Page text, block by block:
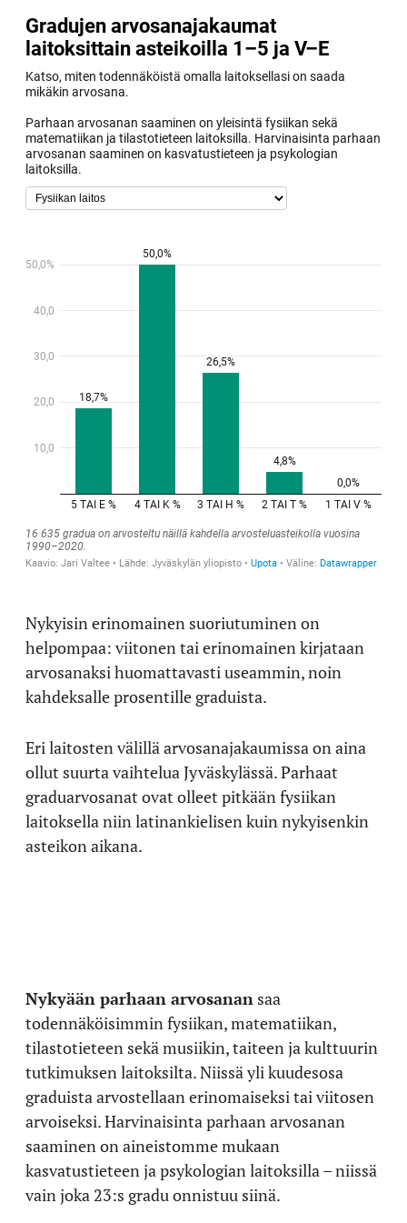
Nykyisin erinomainen suoriutuminen on
helpompaa: viitonen tai erinomainen kirjataan
arvosanaksi huomattavasti useammin, noin
kahdeksalle prosentille graduista.
Eri laitosten välillä arvosanajakaumissa on aina
ollut suurta vaihtelua Jyväskylässä. Parhaat
graduarvosanat ovat olleet pitkään fysiikan
laitoksella niin latinankielisen kuin nykyisenkin
asteikon aikana.
Nykyään parhaan arvosanan saa
todennäköisimmin fysiikan, matematiikan,
tilastotieteen sekä musiikin, taiteen ja kulttuurin
tutkimuksen laitoksilta. Niissä yli kuudesosa
graduista arvostellaan erinomaiseksi tai viitosen
arvoiseksi. Harvinaisinta parhaan arvosanan
saaminen on aineistomme mukaan
kasvatustieteen ja psykologian laitoksilla – niissä
vain joka 23:s gradu onnistuu siinä.